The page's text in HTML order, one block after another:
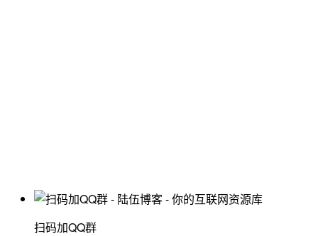
扫码加QQ群